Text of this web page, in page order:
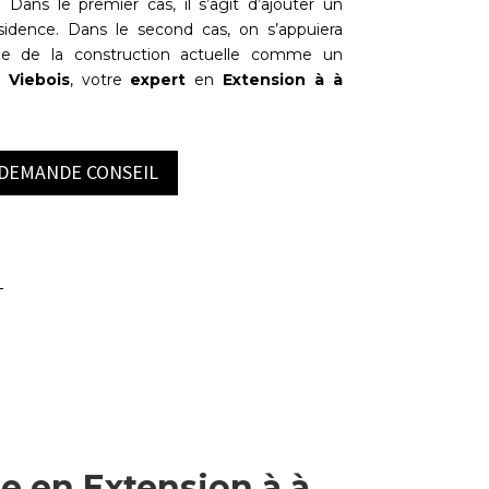
Dans le premier cas, il s’agit d’ajouter un
Dans le second cas, on s’appuiera
de la construction actuelle comme un
Viebois, votre expert en Extension à à
CONSEIL